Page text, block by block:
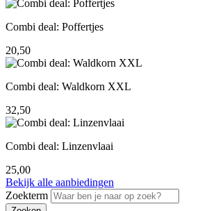
Combi deal: Poffertjes
20,50
Combi deal: Waldkorn XXL
32,50
Combi deal: Linzenvlaai
25,00
Bekijk alle aanbiedingen
Zoekterm